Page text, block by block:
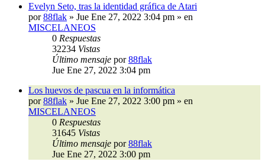
Evelyn Seto, tras la identidad gráfica de Atari
por88flak » Jue Ene 27, 2022 3:04 pm » en
MISCELANEOS
0 Respuestas
32234 Vistas
Último mensaje por88flak
Jue Ene 27, 2022 3:04 pm
Los huevos de pascua en la informática
por88flak » Jue Ene 27, 2022 3:00 pm » en
MISCELANEOS
0 Respuestas
31645 Vistas
Último mensaje por88flak
Jue Ene 27, 2022 3:00 pm